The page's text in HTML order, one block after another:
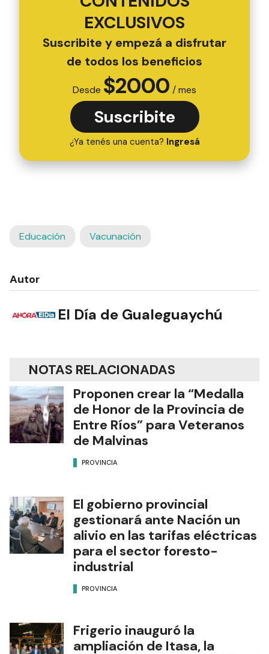
EXCLUSIVOS
Suscribite y empezá a disfrutar
de todos los beneficios
Desde $2000 / mes
Suscribite
¿Ya tenés una cuenta? Ingresá
Educación Vacunación
Autor
El Día de Gualeguaychú
NOTAS RELACIONADAS
Proponen crear la “Medalla
de Honor de la Provincia de
Entre Ríos” para Veteranos
de Malvinas
PROVINCIA
El gobierno provincial
gestionará ante Nación un
alivio en las tarifas eléctricas
para el sector foresto-
industrial
PROVINCIA
Frigerio inauguró la
ampliación de Itasa, la